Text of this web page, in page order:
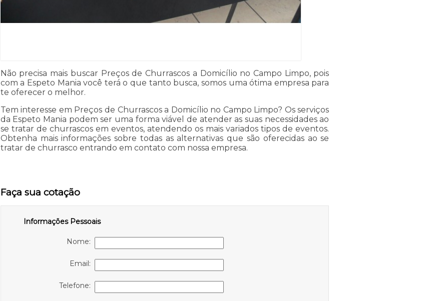
Não precisa mais buscar Preços de Churrascos a Domicílio no Campo Limpo, pois
com a Espeto Mania você terá o que tanto busca, somos uma ótima empresa para
te oferecer o melhor.
Tem interesse em Preços de Churrascos a Domicílio no Campo Limpo? Os serviços
da Espeto Mania podem ser uma forma viável de atender as suas necessidades ao
se tratar de churrascos em eventos, atendendo os mais variados tipos de eventos.
Obtenha mais informações sobre todas as alternativas que são oferecidas ao se
tratar de churrasco entrando em contato com nossa empresa.
Faça sua cotação
Informações Pessoais
Nome:
Email:
Telefone: